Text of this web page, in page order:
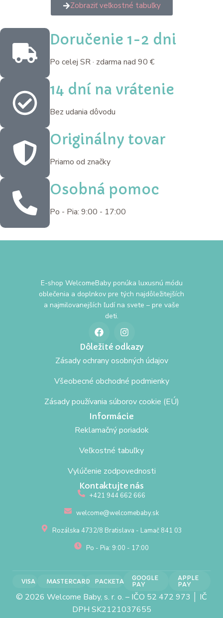
Zobraziť veľkostné tabuľky
Doručenie 1-2 dni
Po celej SR · zdarma nad 90 €
14 dní na vrátenie
Bez udania dôvodu
Originálny tovar
Priamo od značky
Osobná pomoc
Po - Pia: 9:00 - 17:00
E-shop WelcomeBaby ponúka luxusnú módu
oblečenia a doplnkov pre tých najdôležitejších
a najmilovanejších ľudí na svete – pre vaše
deti.
Dôležité odkazy
Zásady ochrany osobných údajov
Všeobecné obchodné podmienky
Zásady používania súborov cookie (EÚ)
Informácie
Reklamačný poriadok
Veľkostné tabuľky
Vylúčenie zodpovednosti
Kontaktujte nás
+421 944 662 666
welcome@welcomebaby.sk
Rozálska 4732/8 Bratislava - Lamač 841 03
Po - Pia: 9:00 - 17:00
VISA MASTERCARD PACKETA
GOOGLE
PAY
APPLE
PAY
© 2026 Welcome Baby, s. r. o. – IČO 52 472 973 │ IČ
DPH SK2121037655